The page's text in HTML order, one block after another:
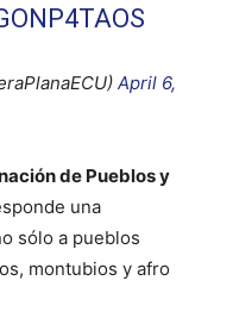
April 6,
de Pueblos y
una
sólo a pueblos
montubios y afro